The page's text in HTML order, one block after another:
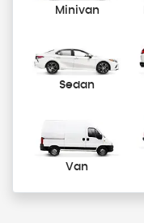
Minivan
Sedan
Van